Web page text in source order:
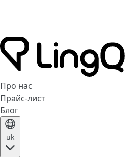
Про нас
Прайс-лист
Блог
uk